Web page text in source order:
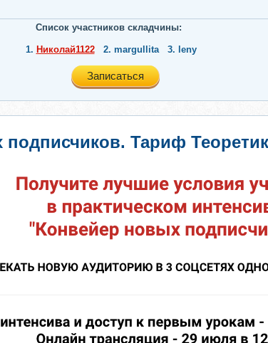
Список участников складчины:
1. Николай1122 2. margullita 3. leny
Записаться
Тариф